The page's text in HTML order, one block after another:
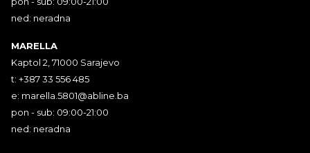
ned: neradna
MARELLA
Kaptol 2, 71000 Sarajevo
t: +387 33 556 485
e: marella.5801@abline.ba
pon - sub: 09:00-21:00
ned: neradna